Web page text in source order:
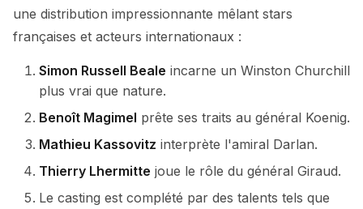
une distribution impressionnante mêlant stars
françaises et acteurs internationaux :
Simon Russell Beale incarne un Winston Churchill
plus vrai que nature.
Benoît Magimel prête ses traits au général Koenig.
Mathieu Kassovitz interprète l'amiral Darlan.
Thierry Lhermitte joue le rôle du général Giraud.
Le casting est complété par des talents tels que